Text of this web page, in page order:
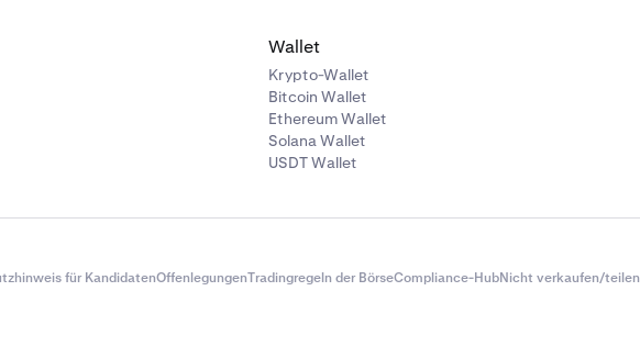
Wallet
Krypto-Wallet
Bitcoin Wallet
Ethereum Wallet
Solana Wallet
USDT Wallet
für KandidatenOffenlegungenTradingregeln der BörseCompliance-HubNicht verkaufen/teilen